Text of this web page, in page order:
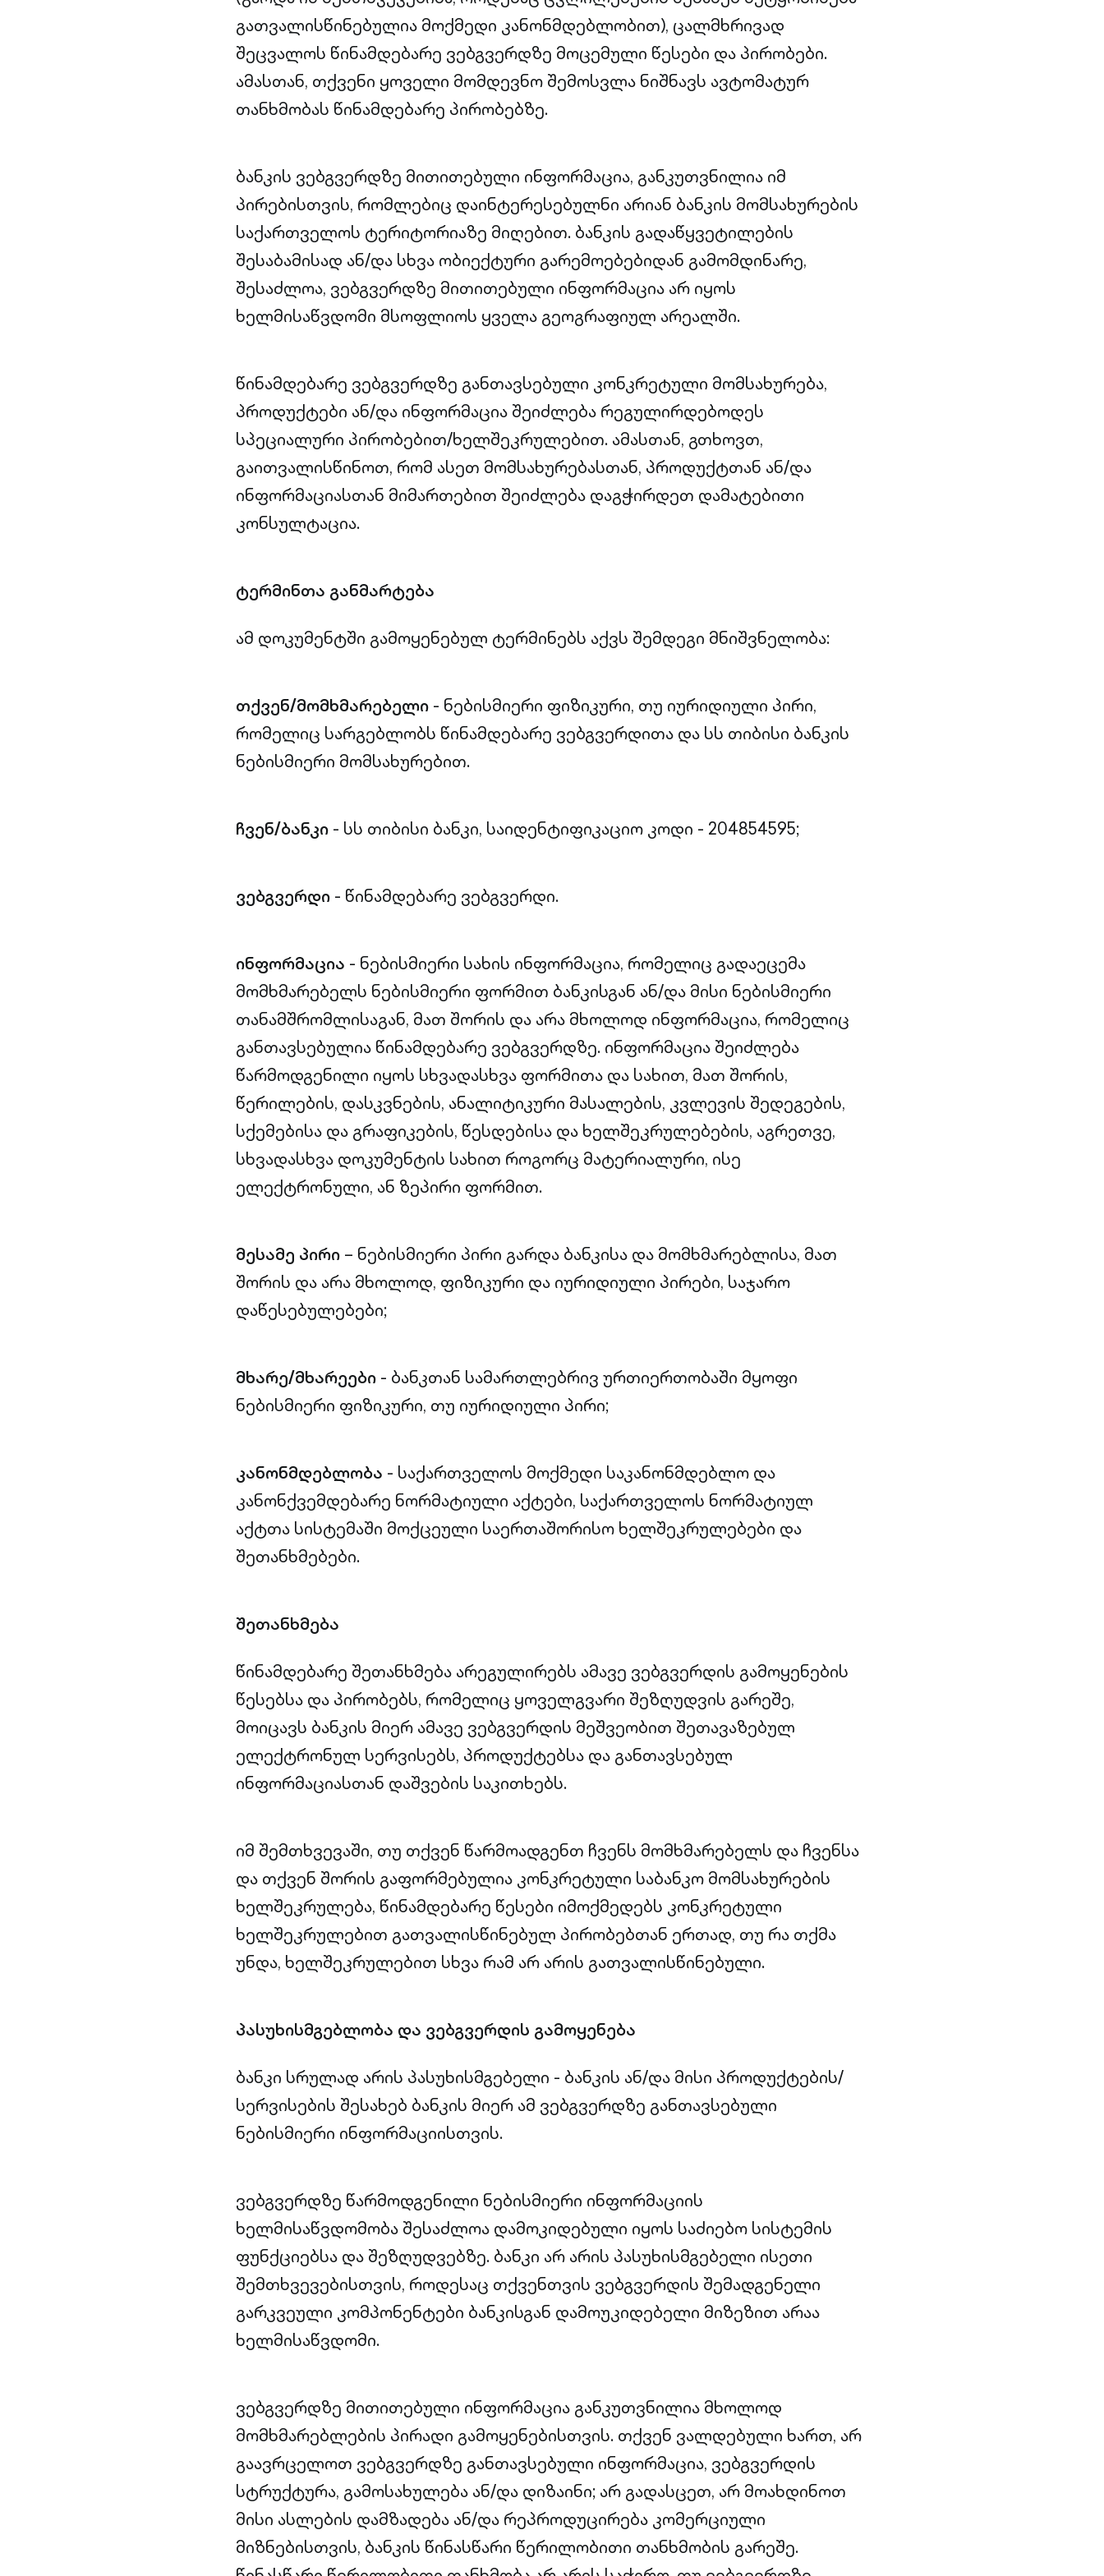
გათვალისწინებულია მოქმედი კანონმდებლობით), ცალმხრივად
შეცვალოს წინამდებარე ვებგვერდზე მოცემული წესები და პირობები.
ამასთან, თქვენი ყოველი მომდევნო შემოსვლა ნიშნავს ავტომატურ
თანხმობას წინამდებარე პირობებზე.
ბანკის ვებგვერდზე მითითებული ინფორმაცია, განკუთვნილია იმ
პირებისთვის, რომლებიც დაინტერესებულნი არიან ბანკის მომსახურების
საქართველოს ტერიტორიაზე მიღებით. ბანკის გადაწყვეტილების
შესაბამისად ან/და სხვა ობიექტური გარემოებებიდან გამომდინარე,
შესაძლოა, ვებგვერდზე მითითებული ინფორმაცია არ იყოს
ხელმისაწვდომი მსოფლიოს ყველა გეოგრაფიულ არეალში.
წინამდებარე ვებგვერდზე განთავსებული კონკრეტული მომსახურება,
პროდუქტები ან/და ინფორმაცია შეიძლება რეგულირდებოდეს
სპეციალური პირობებით/ხელშეკრულებით. ამასთან, გთხოვთ,
გაითვალისწინოთ, რომ ასეთ მომსახურებასთან, პროდუქტთან ან/და
ინფორმაციასთან მიმართებით შეიძლება დაგჭირდეთ დამატებითი
კონსულტაცია.
ტერმინთა განმარტება
ამ დოკუმენტში გამოყენებულ ტერმინებს აქვს შემდეგი მნიშვნელობა:
თქვენ/მომხმარებელი - ნებისმიერი ფიზიკური, თუ იურიდიული პირი,
რომელიც სარგებლობს წინამდებარე ვებგვერდითა და სს თიბისი ბანკის
ნებისმიერი მომსახურებით.
ჩვენ/ბანკი - სს თიბისი ბანკი, საიდენტიფიკაციო კოდი - 204854595;
ვებგვერდი - წინამდებარე ვებგვერდი.
ინფორმაცია - ნებისმიერი სახის ინფორმაცია, რომელიც გადაეცემა
მომხმარებელს ნებისმიერი ფორმით ბანკისგან ან/და მისი ნებისმიერი
თანამშრომლისაგან, მათ შორის და არა მხოლოდ ინფორმაცია, რომელიც
განთავსებულია წინამდებარე ვებგვერდზე. ინფორმაცია შეიძლება
წარმოდგენილი იყოს სხვადასხვა ფორმითა და სახით, მათ შორის,
წერილების, დასკვნების, ანალიტიკური მასალების, კვლევის შედეგების,
სქემებისა და გრაფიკების, წესდებისა და ხელშეკრულებების, აგრეთვე,
სხვადასხვა დოკუმენტის სახით როგორც მატერიალური, ისე
ელექტრონული, ან ზეპირი ფორმით.
მესამე პირი – ნებისმიერი პირი გარდა ბანკისა და მომხმარებლისა, მათ
შორის და არა მხოლოდ, ფიზიკური და იურიდიული პირები, საჯარო
დაწესებულებები;
მხარე/მხარეები - ბანკთან სამართლებრივ ურთიერთობაში მყოფი
ნებისმიერი ფიზიკური, თუ იურიდიული პირი;
კანონმდებლობა - საქართველოს მოქმედი საკანონმდებლო და
კანონქვემდებარე ნორმატიული აქტები, საქართველოს ნორმატიულ
აქტთა სისტემაში მოქცეული საერთაშორისო ხელშეკრულებები და
შეთანხმებები.
შეთანხმება
წინამდებარე შეთანხმება არეგულირებს ამავე ვებგვერდის გამოყენების
წესებსა და პირობებს, რომელიც ყოველგვარი შეზღუდვის გარეშე,
მოიცავს ბანკის მიერ ამავე ვებგვერდის მეშვეობით შეთავაზებულ
ელექტრონულ სერვისებს, პროდუქტებსა და განთავსებულ
ინფორმაციასთან დაშვების საკითხებს.
იმ შემთხვევაში, თუ თქვენ წარმოადგენთ ჩვენს მომხმარებელს და ჩვენსა
და თქვენ შორის გაფორმებულია კონკრეტული საბანკო მომსახურების
ხელშეკრულება, წინამდებარე წესები იმოქმედებს კონკრეტული
ხელშეკრულებით გათვალისწინებულ პირობებთან ერთად, თუ რა თქმა
უნდა, ხელშეკრულებით სხვა რამ არ არის გათვალისწინებული.
პასუხისმგებლობა და ვებგვერდის გამოყენება
ბანკი სრულად არის პასუხისმგებელი - ბანკის ან/და მისი პროდუქტების/
სერვისების შესახებ ბანკის მიერ ამ ვებგვერდზე განთავსებული
ნებისმიერი ინფორმაციისთვის.
ვებგვერდზე წარმოდგენილი ნებისმიერი ინფორმაციის
ხელმისაწვდომობა შესაძლოა დამოკიდებული იყოს საძიებო სისტემის
ფუნქციებსა და შეზღუდვებზე. ბანკი არ არის პასუხისმგებელი ისეთი
შემთხვევებისთვის, როდესაც თქვენთვის ვებგვერდის შემადგენელი
გარკვეული კომპონენტები ბანკისგან დამოუკიდებელი მიზეზით არაა
ხელმისაწვდომი.
ვებგვერდზე მითითებული ინფორმაცია განკუთვნილია მხოლოდ
მომხმარებლების პირადი გამოყენებისთვის. თქვენ ვალდებული ხართ, არ
გაავრცელოთ ვებგვერდზე განთავსებული ინფორმაცია, ვებგვერდის
სტრუქტურა, გამოსახულება ან/და დიზაინი; არ გადასცეთ, არ მოახდინოთ
მისი ასლების დამზადება ან/და რეპროდუცირება კომერციული
მიზნებისთვის, ბანკის წინასწარი წერილობითი თანხმობის გარეშე.